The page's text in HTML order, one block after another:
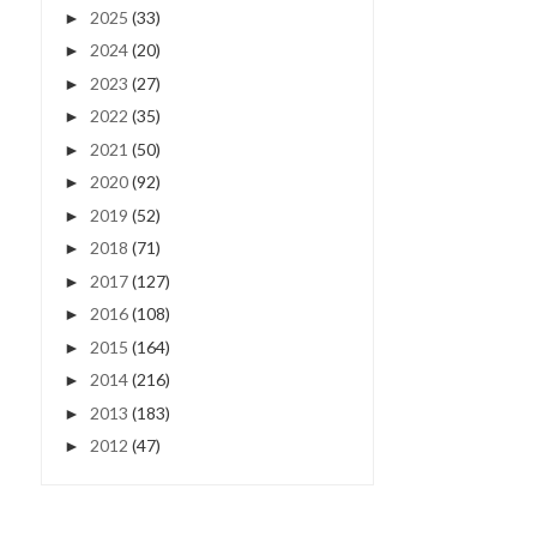
► 2025 (33)
► 2024(20)
► 2023 (27)
► 2022 (35)
► 2021 (50)
► 2020(92)
► 2019 (52)
► 2018 (71)
► 2017(127)
► 2016(108)
► 2015 (164)
► 2014(216)
► 2013 (183)
► 2012 (47)